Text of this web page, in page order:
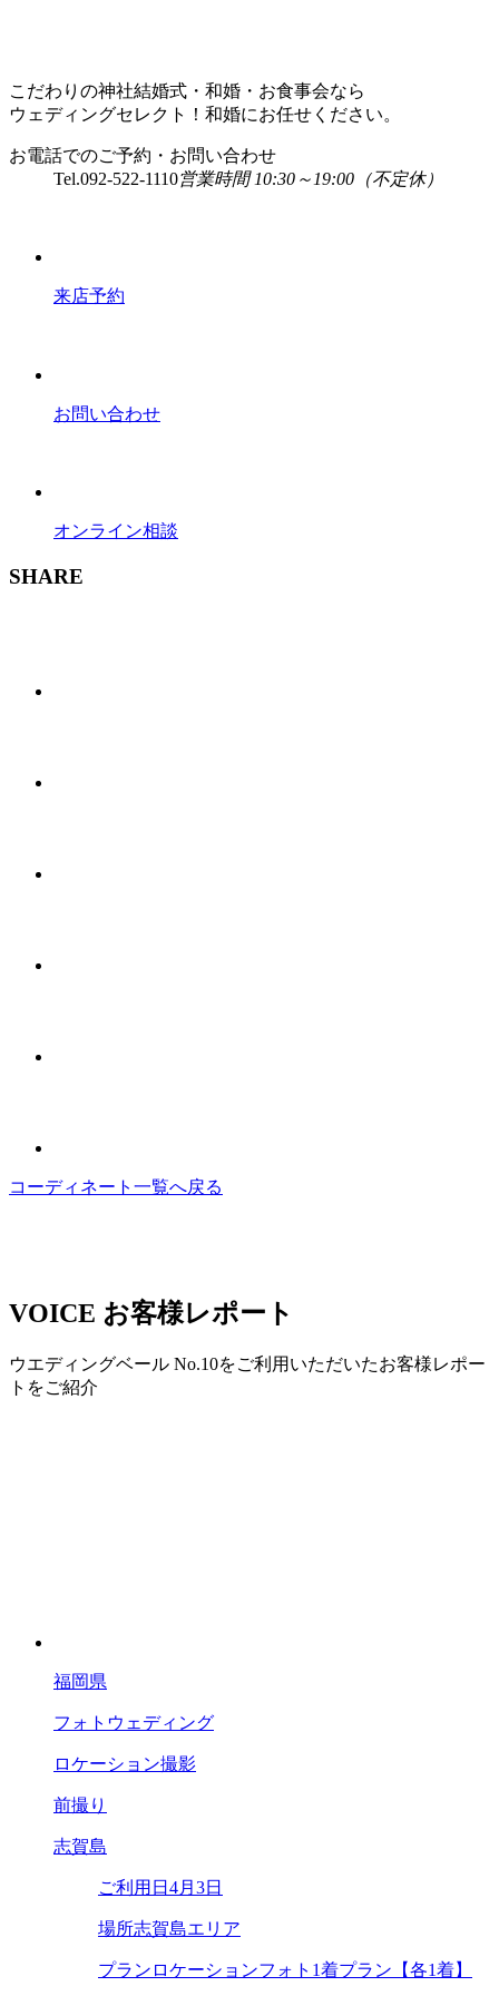
こだわりの神社結婚式・和婚・お食事会なら
ウェディングセレクト！和婚にお任せください。
お電話でのご予約・お問い合わせ
Tel.092-522-1110営業時間 10:30～19:00（不定休）
来店予約
お問い合わせ
オンライン相談
SHARE
コーディネート一覧へ戻る
VOICE お客様レポート
ウエディングベール No.10をご利用いただいたお客様レポー
トをご紹介
福岡県
フォトウェディング
ロケーション撮影
前撮り
志賀島
ご利用日 4月3日
場所志賀島エリア
プラン ロケーションフォト1着プラン【各1着】